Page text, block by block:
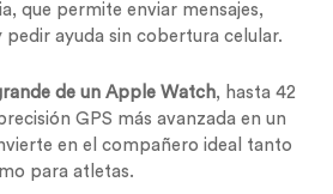
que permite enviar mensajes,
ayuda sin cobertura celular.
de un Apple Watch, hasta 42
GPS más avanzada en un
en el compañero ideal tanto
para atletas.